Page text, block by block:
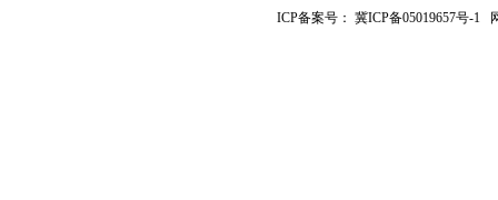
ICP备案号：冀ICP备05019657号-1